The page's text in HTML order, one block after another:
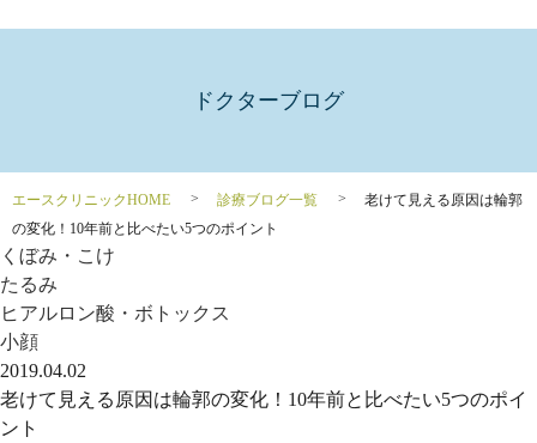
ドクターブログ
エースクリニックHOME 診療ブログ一覧
老けて見える原因は輪郭
の変化！10年前と比べたい5つのポイント
くぼみ・こけ
たるみ
ヒアルロン酸・ボトックス
小顔
2019.04.02
老けて見える原因は輪郭の変化！10年前と比べたい5つのポイ
ント